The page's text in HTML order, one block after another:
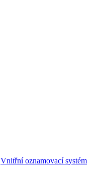
Vnitřní oznamovací systém